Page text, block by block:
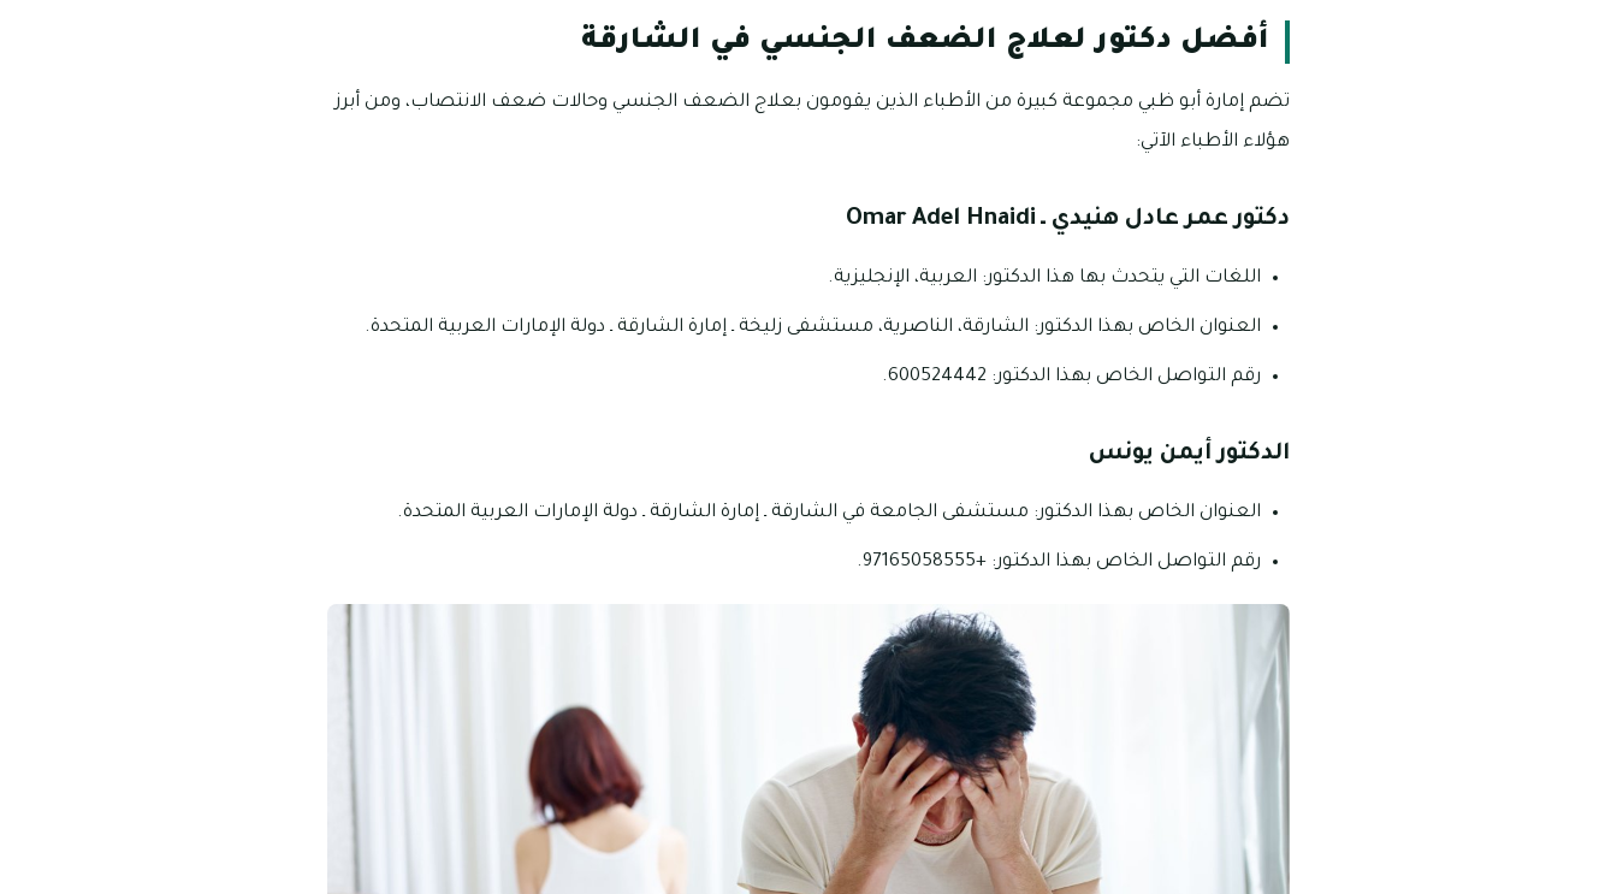
أفضل دكتور لعلاج الضعف الجنسي في الشارقة
تضم إمارة أبو ظبي مجموعة كبيرة من الأطباء الذين يقومون بعلاج الضعف الجنسي وحالات ضعف الانتصاب، ومن أبرز
هؤلاء الأطباء الآتي:
دكتور عمر عادل هنيدي ـ Omar Adel Hnaidi
اللغات التي يتحدث بها هذا الدكتور: العربية، الإنجليزية.
العنوان الخاص بهذا الدكتور: الشارقة، الناصرية، مستشفى زليخة ـ إمارة الشارقة ـ دولة الإمارات العربية المتحدة.
رقم التواصل الخاص بهذا الدكتور: 600524442.
الدكتور أيمن يونس
العنوان الخاص بهذا الدكتور: مستشفى الجامعة في الشارقة ـ إمارة الشارقة ـ دولة الإمارات العربية المتحدة.
رقم التواصل الخاص بهذا الدكتور: +97165058555.